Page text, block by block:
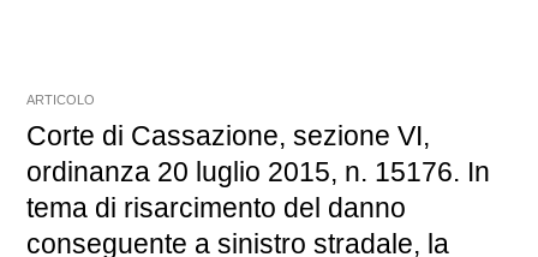
ARTICOLO
Corte di Cassazione, sezione VI,
ordinanza 20 luglio 2015, n. 15176. In
tema di risarcimento del danno
conseguente a sinistro stradale, la